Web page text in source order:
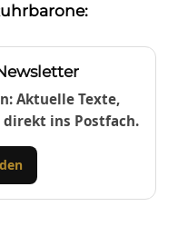
Aktuelle Texte,
ins Postfach.